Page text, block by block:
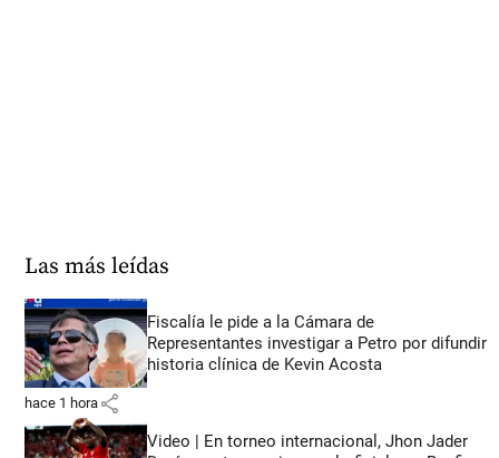
Las más leídas
Fiscalía le pide a la Cámara de
Representantes investigar a Petro por difundir
historia clínica de Kevin Acosta
hace 1 hora share
Video | En torneo internacional, Jhon Jader